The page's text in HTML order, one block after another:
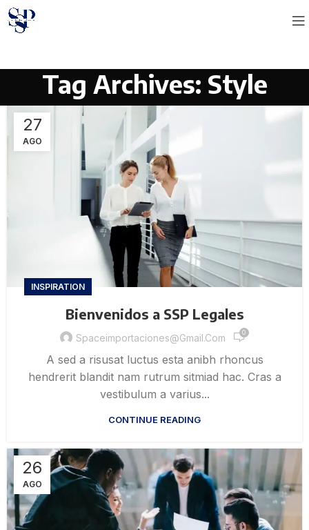
Tag Archives: Style
27
AGO
INSPIRATION
Bienvenidos a SSP Legales
Spaceimportaciones@gmail.com 0
A sed a risusat luctus esta anibh rhoncus
hendrerit blandit nam rutrum sitmiad hac. Cras a
vestibulum a varius...
CONTINUE READING
26
AGO